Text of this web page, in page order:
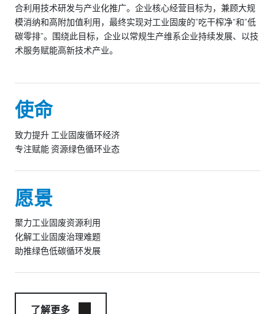
合利用技术研发与产业化推广。企业核心经营目标为，兼顾大规
模消纳和高附加值利用，最终实现对工业固废的“吃干榨净”和“低
碳零排”。围绕此目标，企业以常规生产维系企业持续发展、以技
术服务赋能高新技术产业。
使命
致力提升 工业固废循环经济
专注赋能 资源绿色循环业态
愿景
聚力工业固废资源利用
化解工业固废治理难题
助推绿色低碳循环发展
了解更多